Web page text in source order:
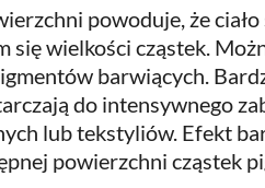
powoduje, że
się wielkości cząstek.
barwiących.
do intensywnego
lub tekstyliów. Efekt
powierzchni cząstek